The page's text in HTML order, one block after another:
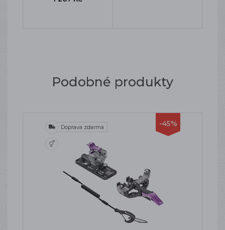
Podobné produkty
-45%
Doprava zdarma